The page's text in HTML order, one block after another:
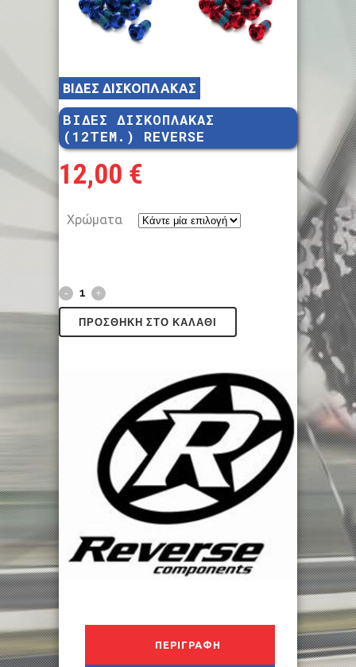
ΒΙΔΕΣ ΔΙΣΚΟΠΛΑΚΑΣ
ΒΙΔΕΣ ΔΙΣΚΟΠΛΑΚΑΣ
(12ΤΕΜ.) REVERSE
12,00 €
Χρώματα
ΠΡΟΣΘΉΚΗ ΣΤΟ ΚΑΛΆΘΙ
ΠΕΡΙΓΡΑΦΉ